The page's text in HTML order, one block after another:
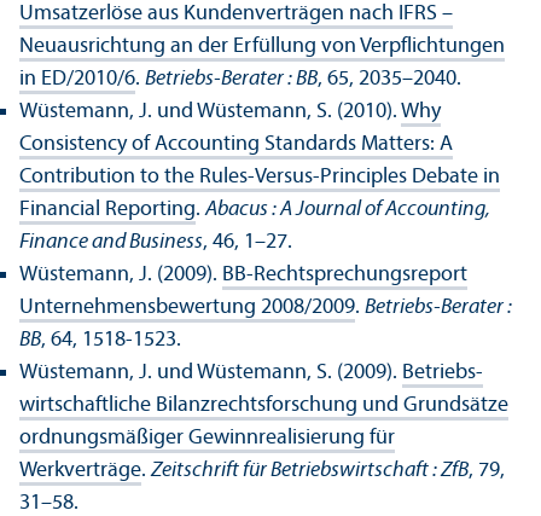
Umsatzerlöse aus Kunden­verträgen nach IFRS –
Neuausrichtung an der Erfüllung von Verpflichtungen
in ED/2010/6. Betriebs-Berater : BB, 65, 2035–2040.
Wüstemann, J. und Wüstemann, S. (2010). Why
Consistency of Accounting Standards Matters: A
Contribution to the Rules-Versus-Principles Debate in
Financial Reporting.Abacus : A Journal of Accounting,
Finance and Business, 46, 1–27.
Wüstemann, J. (2009). BB-Rechts­prechungs­report
Unter­nehmens­bewertung 2008/2009. Betriebs-Berater :
BB, 64, 1518-1523.
Wüstemann, J. und Wüstemann, S. (2009). Betriebs­
wirtschaft­liche Bilanzrechts­forschung und Grundsätze
ordnungs­mäßiger Gewinnrealisierung für
Werkverträge.Zeitschrift für Betriebs­wirtschaft : ZfB, 79,
31–58.